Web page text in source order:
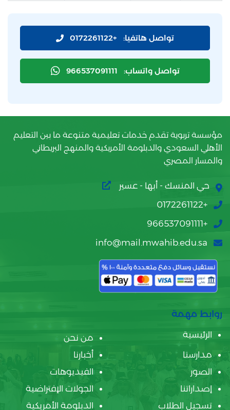
تواصل هاتفيا: +0172261122
تواصل واتساب: 966537091111
مؤسسة تربوية تقدم خدمات تعليمية متنوعة ما بين التعليم
الأهلي السعودي والدبلومة الأمريكية والمنهج البريطاني
والمسار المصري
حي المنسك - أبها - عسير
+0172261122
+966537091111
info@mail.mwahib.edu.sa
روابط مهمة
الرئيسية
من نحن
مدارسنا
أخبارنا
الصور
الفيديوهات
إصداراتنا
الجولات الإفتراضية
تسجيل الطلاب
الدبلومة الأمريكية